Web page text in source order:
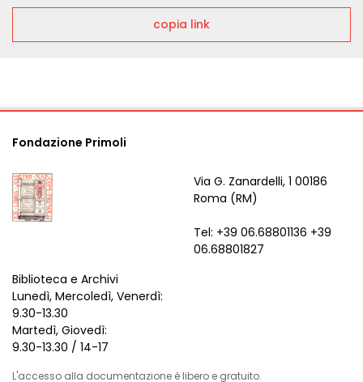
copia link
Fondazione Primoli
Via G. Zanardelli, 1 00186
Roma (RM)
Tel: +39 06.68801136 +39
06.68801827
Biblioteca e Archivi
Lunedì, Mercoledì, Venerdì:
9.30-13.30
Martedì, Giovedì:
9.30-13.30 / 14-17
L'accesso alla documentazione è libero e gratuito.